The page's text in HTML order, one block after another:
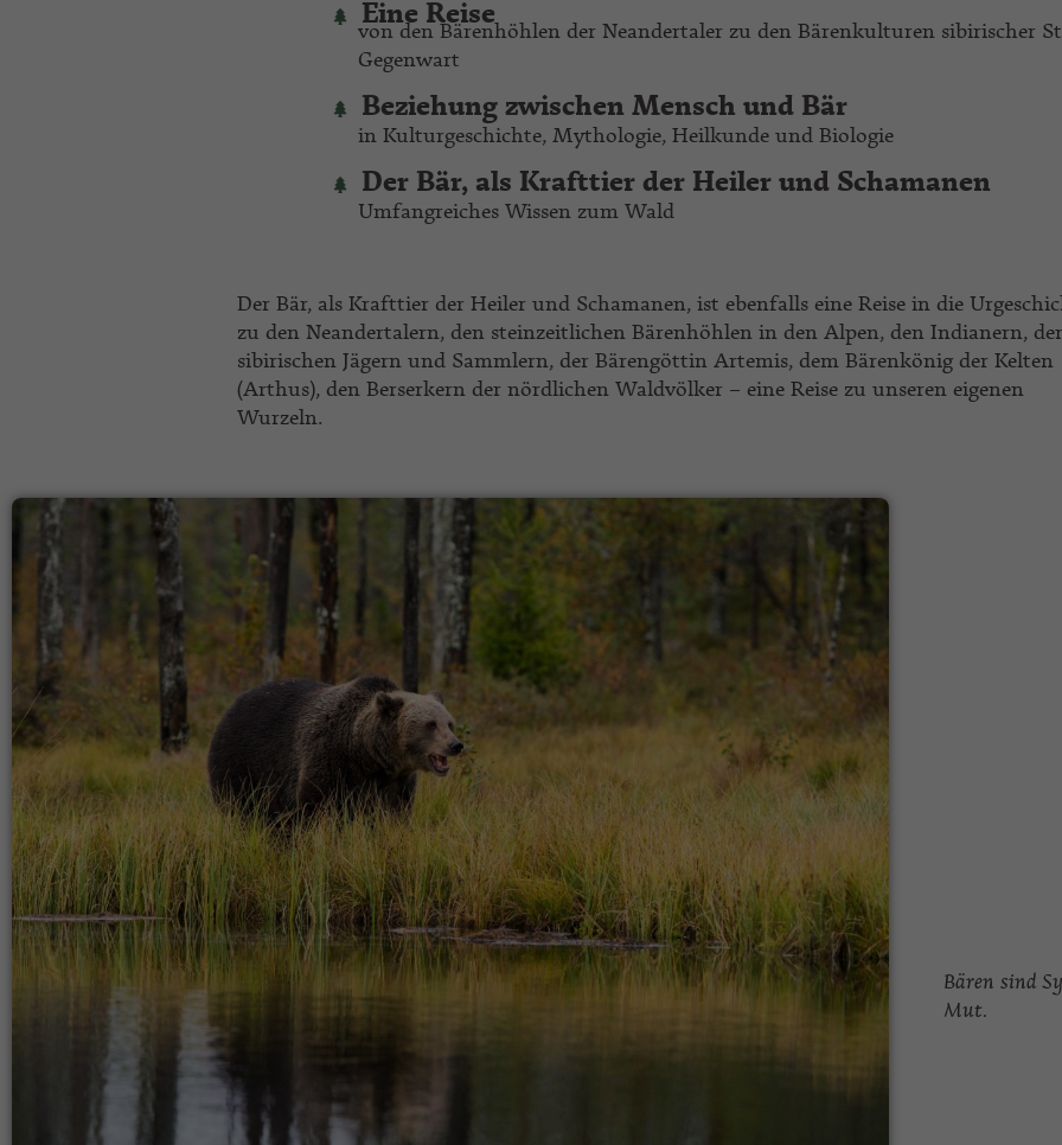
Eine Reise
von den Bärenhöhlen der Neandertaler zu den Bärenkulturen sibirischer
Gegenwart
Beziehung zwischen Mensch und Bär
in Kulturgeschichte, Mythologie, Heilkunde und Biologie
Der Bär, als Krafttier der Heiler und Schamanen
Umfangreiches Wissen zum Wald
Der Bär, als Krafttier der Heiler und Schamanen, ist ebenfalls eine Reise in die
zu den Neandertalern, den steinzeitlichen Bärenhöhlen in den Alpen, den Indianern,
sibirischen Jägern und Sammlern, der Bärengöttin Artemis, dem Bärenkönig der Kelten
(Arthus), den Berserkern der nördlichen Waldvölker – eine Reise zu unseren eigenen
Wurzeln.
Bären sind
Mut.